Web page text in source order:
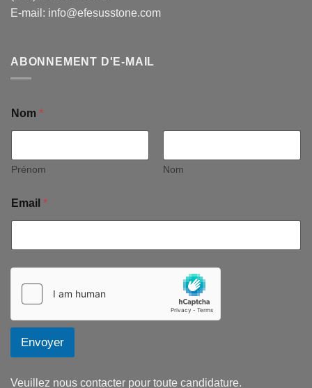
E-mail: info@efesusstone.com
ABONNEMENT D'E-MAIL
Nom *
Prénom Nom
Email *
Envoyer
Veuillez nous contacter pour toute candidature.